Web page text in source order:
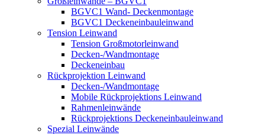
BGVC1 Wand- Deckenmontage
BGVC1 Deckeneinbauleinwand
Tension Leinwand
Tension Großmotorleinwand
Decken-/Wandmontage
Deckeneinbau
Rückprojektion Leinwand
Decken-/Wandmontage
Mobile Rückprojektions Leinwand
Rahmenleinwände
Rückprojektions Deckeneinbauleinwand
Spezial Leinwände